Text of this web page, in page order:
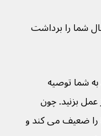
از طحال شما را برداشت
شما توصیه
از عمل بزنید. چون
را ضعیف می کند و